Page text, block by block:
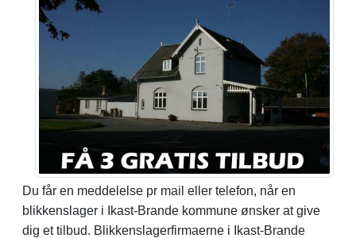
Du får en meddelelse pr mail eller telefon, når en
blikkenslager i Ikast-Brande kommune ønsker at give
dig et tilbud. Blikkenslagerfirmaerne i Ikast-Brande